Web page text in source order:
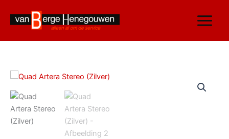
inhoud
Quad
Stereo
(Zilver)
aantal